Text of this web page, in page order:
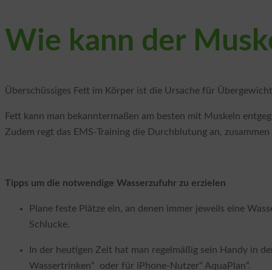
Wie kann der
Überschüssiges Fett im Körper ist die Ursache für
Fett kann man bekanntermaßen am besten mit Muskeln
Zudem regt das EMS-Training die Durchblutung an,
Tipps um die notwendige Wasserzufuhr zu erzielen
Plane feste Plätze ein, an denen immer jeweils eine
Schlucke.
In der heutigen Zeit hat man regelmäßig sein Handy in
Wassertrinken“ oder für iPhone-Nutzer“ AquaPlan“.